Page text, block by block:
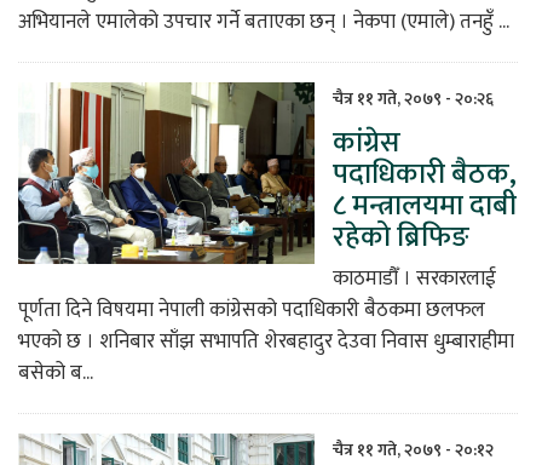
अभियानले एमालेको उपचार गर्ने बताएका छन् । नेकपा (एमाले) तनहुँ ...
चैत्र ११ गते, २०७९ - २०:२६
कांग्रेस
पदाधिकारी बैठक,
८ मन्त्रालयमा दाबी
रहेको ब्रिफिङ
काठमाडौँ । सरकारलाई
पूर्णता दिने विषयमा नेपाली कांग्रेसको पदाधिकारी बैठकमा छलफल
भएको छ । शनिबार साँझ सभापति शेरबहादुर देउवा निवास धुम्बाराहीमा
बसेको ब...
चैत्र ११ गते, २०७९ - २०:१२